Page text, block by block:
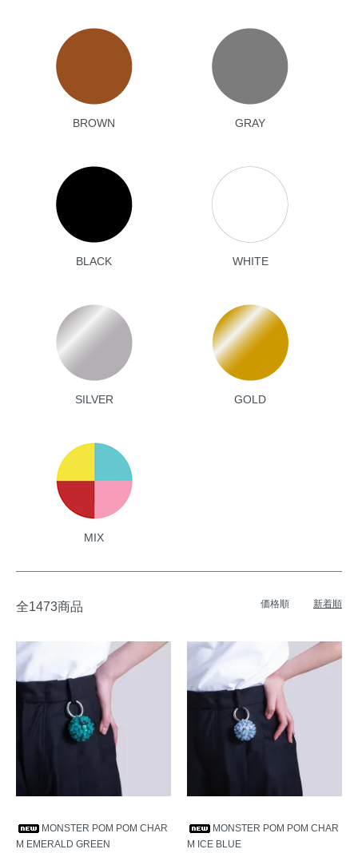
BROWN GRAY
BLACK WHITE
SILVER GOLD
MIX
全1473商品 価格順 新着順
MONSTER POM POM CHAR
M EMERALD GREEN
MONSTER POM POM CHAR
M ICE BLUE